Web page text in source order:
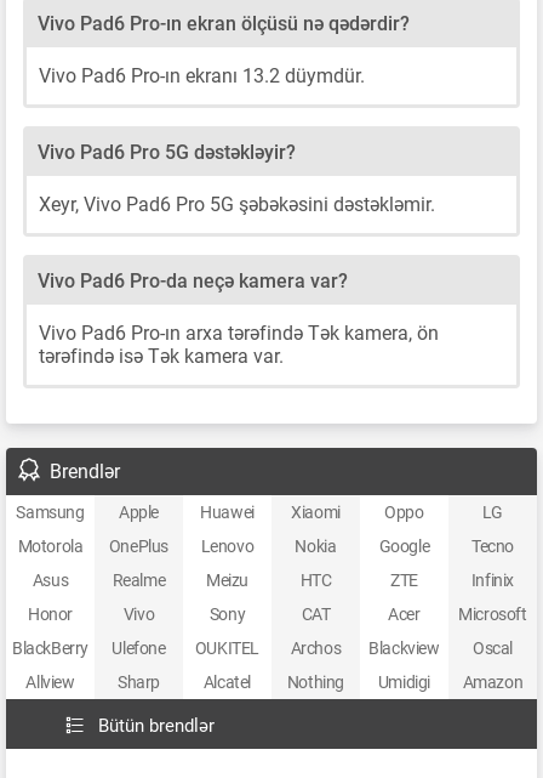
Vivo Pad6 Pro-ın ekran ölçüsü nə qədərdir?
Vivo Pad6 Pro-ın ekranı 13.2 düymdür.
Vivo Pad6 Pro 5G dəstəkləyir?
Xeyr, Vivo Pad6 Pro 5G şəbəkəsini dəstəkləmir.
Vivo Pad6 Pro-da neçə kamera var?
Vivo Pad6 Pro-ın arxa tərəfində Tək kamera, ön
tərəfində isə Tək kamera var.
Brendlər
Samsung Apple Huawei Xiaomi Oppo
LG
Motorola
OnePlus Lenovo Nokia Google
Tecno
Asus
Realme Meizu HTC ZTE
Infinix
Honor
Vivo Sony CAT Acer
Microsoft
BlackBerry
Ulefone OUKITEL Archos Blackview
Oscal
Allview
Sharp Alcatel Nothing Umidigi Amazon
Bütün brendlər